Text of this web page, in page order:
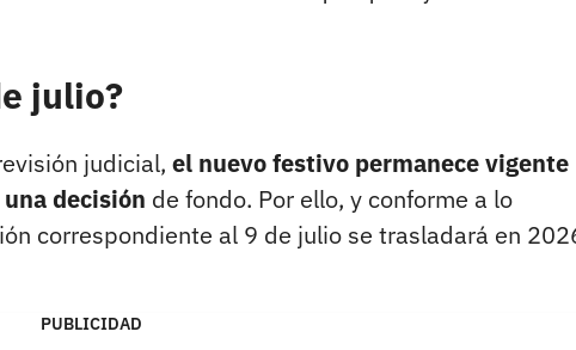
julio?
judicial, el nuevo festivo permanece vigente
decisión de fondo. Por ello, y conforme a lo
correspondiente al 9 de julio se trasladará en
PUBLICIDAD